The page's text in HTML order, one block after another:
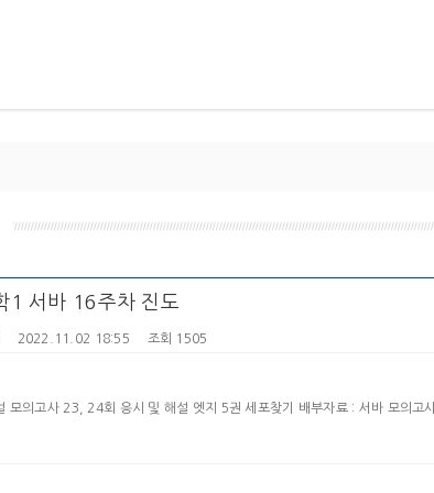
1 서바 16주차 진도
2022.11.02 18:55 조회 1505
모의고사 23, 24회 응시 및 해설 엣지 5권 세포찾기 배부자료 : 서바 모의